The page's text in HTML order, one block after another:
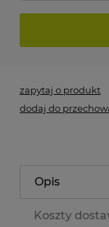
zapytaj o produkt
dodaj do
Opis
Koszty